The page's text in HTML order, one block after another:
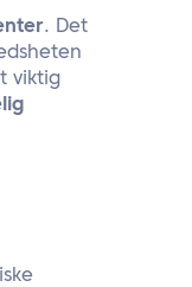
. Det
viktig